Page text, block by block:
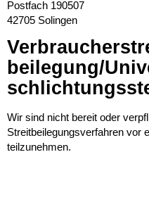
Postfach 190507
42705 Solingen
beilegung/
Wir sind nicht bereit oder
Streitbeilegungsverfahren vor
teilzunehmen.